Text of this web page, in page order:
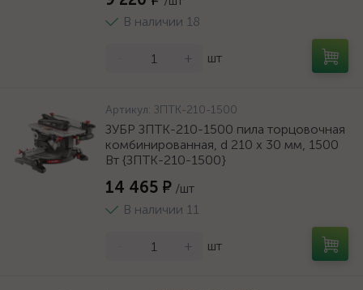
В наличии 18
+ шт
Артикул: ЗПТК-210-1500
ЗУБР ЗПТК-210-1500 пила торцовочная
комбинированная, d 210 х 30 мм, 1500
Вт {ЗПТК-210-1500}
14 465 ₽ /шт
В наличии 11
+ шт